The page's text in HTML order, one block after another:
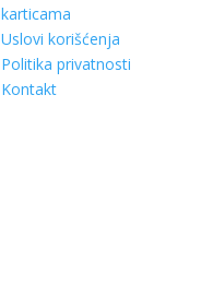
karticama
Uslovi korišćenja
Politika privatnosti
Kontakt